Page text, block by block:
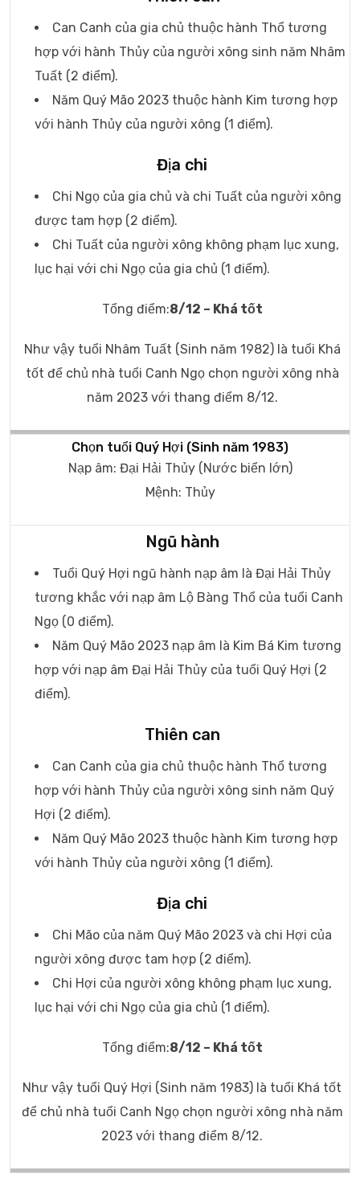
Can Canh của gia chủ thuộc hành Thổ tương
hợp với hành Thủy của người xông sinh năm Nhâm
Tuất (2 điểm).
Năm Quý Mão 2023 thuộc hành Kim tương hợp
với hành Thủy của người xông (1 điểm).
Địa chi
Chi Ngọ của gia chủ và chi Tuất của người xông
được tam hợp (2 điểm).
Chi Tuất của người xông không phạm lục xung,
lục hại với chi Ngọ của gia chủ (1 điểm).
Tổng điểm:8/12 – Khá tốt
Như vậy tuổi Nhâm Tuất (Sinh năm 1982) là tuổi Khá
tốt để chủ nhà tuổi Canh Ngọ chọn người xông nhà
năm 2023 với thang điểm 8/12.
Chọn tuổi Quý Hợi (Sinh năm 1983)
Nạp âm: Đại Hải Thủy (Nước biển lớn)
Mệnh: Thủy
Ngũ hành
Tuổi Quý Hợi ngũ hành nạp âm là Đại Hải Thủy
tương khắc với nạp âm Lộ Bàng Thổ của tuổi Canh
Ngọ (0 điểm).
Năm Quý Mão 2023 nạp âm là Kim Bá Kim tương
hợp với nạp âm Đại Hải Thủy của tuổi Quý Hợi (2
điểm).
Thiên can
Can Canh của gia chủ thuộc hành Thổ tương
hợp với hành Thủy của người xông sinh năm Quý
Hợi (2 điểm).
Năm Quý Mão 2023 thuộc hành Kim tương hợp
với hành Thủy của người xông (1 điểm).
Địa chi
Chi Mão của năm Quý Mão 2023 và chi Hợi của
người xông được tam hợp (2 điểm).
Chi Hợi của người xông không phạm lục xung,
lục hại với chi Ngọ của gia chủ (1 điểm).
Tổng điểm:8/12 – Khá tốt
Như vậy tuổi Quý Hợi (Sinh năm 1983) là tuổi Khá tốt
để chủ nhà tuổi Canh Ngọ chọn người xông nhà năm
2023 với thang điểm 8/12.